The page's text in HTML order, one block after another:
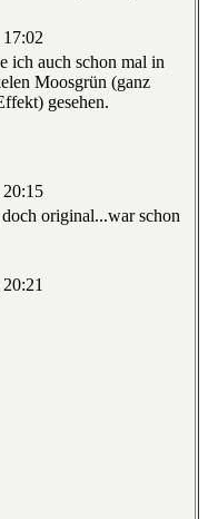
ich auch schon mal in
Moosgrün (ganz
gesehen.
original...war schon